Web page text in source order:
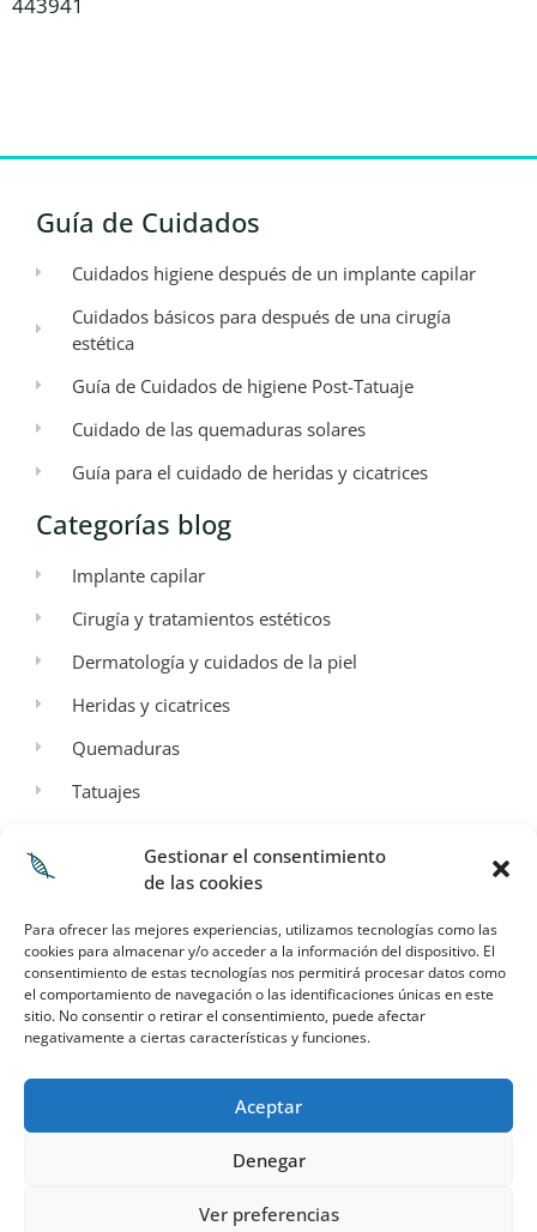
Gestionar el consentimiento
de las cookies
Para ofrecer las mejores experiencias, utilizamos tecnologías como las
cookies para almacenar y/o acceder a la información del dispositivo. El
consentimiento de estas tecnologías nos permitirá procesar datos como
el comportamiento de navegación o las identificaciones únicas en este
sitio. No consentir o retirar el consentimiento, puede afectar
negativamente a ciertas características y funciones.
Aceptar
Denegar
Ver preferencias
Guía de Cuidados
Cuidados higiene después de un implante capilar
Cuidados básicos para después de una cirugía
estética
Guía de Cuidados de higiene Post-Tatuaje
Cuidado de las quemaduras solares
Guía para el cuidado de heridas y cicatrices
Categorías blog
Implante capilar
Cirugía y tratamientos estéticos
Dermatología y cuidados de la piel
Heridas y cicatrices
Quemaduras
Tatuajes
Aspectos Legales
Aviso legal
Política de privacidad
Términos y condiciones de envío
Política de cookies